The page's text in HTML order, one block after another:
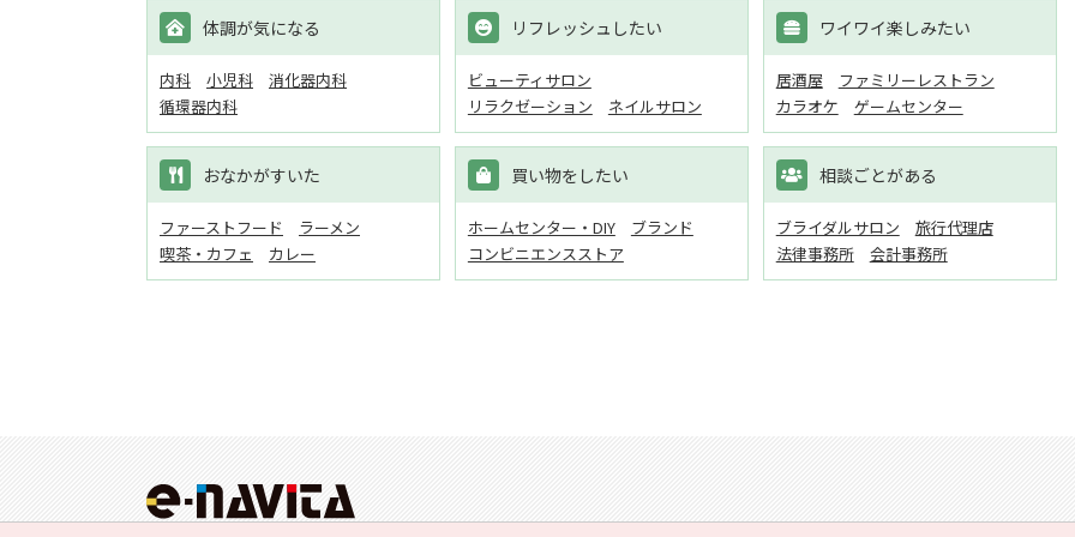
体調が気になる
内科 小児科
消化器内科
循環器内科
リフレッシュしたい
ビューティサロン
リラクゼーション
ネイルサロン
ワイワイ楽しみたい
居酒屋
ファミリーレストラン
カラオケ
ゲームセンター
おなかがすいた
ファーストフード
ラーメン
喫茶・カフェ
カレー
買い物をしたい
ホームセンター・DIY
ブランド
コンビニエンスストア
相談ごとがある
ブライダルサロン
旅行代理店
法律事務所
会計事務所